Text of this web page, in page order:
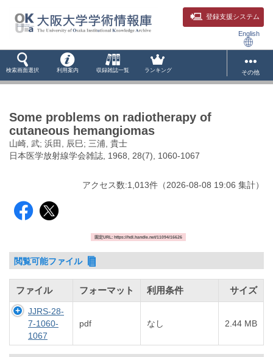
登録支援システム
English
検索画面選択 利用案内 収録雑誌一覧 ランキング その他
Some problems on radiotherapy of
cutaneous hemangiomas
山崎, 武; 浜田, 辰巳; 三浦, 貴士
日本医学放射線学会雑誌, 1968, 28(7), 1060-1067
アクセス数:1,013件 （2026-08-08 19:06 集計）
固定URL: https://hdl.handle.net/11094/16626
閲覧可能ファイル
ファイル フォーマット 利用条件 サイズ
JJRS-28-
7-1060-
1067
pdf なし 2.44 MB